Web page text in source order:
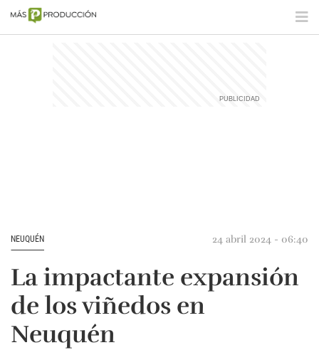
NEUQUÉN 24 abril 2024 - 06:40
La impactante expansión
de los viñedos en
Neuquén